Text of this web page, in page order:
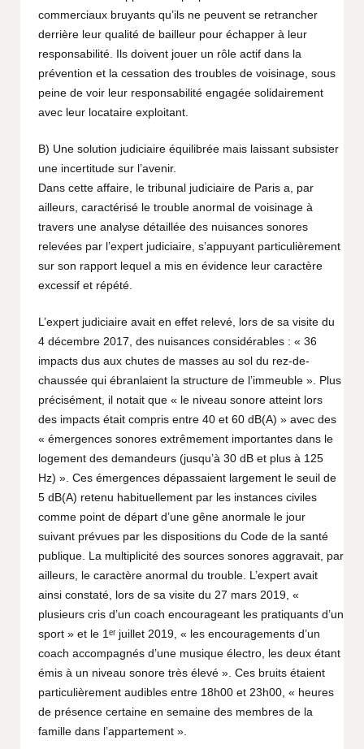
commerciaux bruyants qu’ils ne peuvent se retrancher
derrière leur qualité de bailleur pour échapper à leur
responsabilité. Ils doivent jouer un rôle actif dans la
prévention et la cessation des troubles de voisinage, sous
peine de voir leur responsabilité engagée solidairement
avec leur locataire exploitant.
B) Une solution judiciaire équilibrée mais laissant subsister
une incertitude sur l’avenir.
Dans cette affaire, le tribunal judiciaire de Paris a, par
ailleurs, caractérisé le trouble anormal de voisinage à
travers une analyse détaillée des nuisances sonores
relevées par l’expert judiciaire, s’appuyant particulièrement
sur son rapport lequel a mis en évidence leur caractère
excessif et répété.
L’expert judiciaire avait en effet relevé, lors de sa visite du
4 décembre 2017, des nuisances considérables : « 36
impacts dus aux chutes de masses au sol du rez-de-
chaussée qui ébranlaient la structure de l’immeuble ». Plus
précisément, il notait que « le niveau sonore atteint lors
des impacts était compris entre 40 et 60 dB(A) » avec des
« émergences sonores extrêmement importantes dans le
logement des demandeurs (jusqu’à 30 dB et plus à 125
Hz) ». Ces émergences dépassaient largement le seuil de
5 dB(A) retenu habituellement par les instances civiles
comme point de départ d’une gêne anormale le jour
suivant prévues par les dispositions du Code de la santé
publique. La multiplicité des sources sonores aggravait, par
ailleurs, le caractère anormal du trouble. L’expert avait
ainsi constaté, lors de sa visite du 27 mars 2019, «
plusieurs cris d’un coach encourageant les pratiquants d’un
sport » et le 1ᵉʳ juillet 2019, « les encouragements d’un
coach accompagnés d’une musique électro, les deux étant
émis à un niveau sonore très élevé ». Ces bruits étaient
particulièrement audibles entre 18h00 et 23h00, « heures
de présence certaine en semaine des membres de la
famille dans l’appartement ».